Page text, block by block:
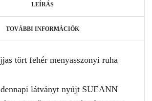
LEÍRÁS
TOVÁBBI INFORMÁCIÓK
tört fehér menyasszonyi ruha
látványt nyújt SUEANN